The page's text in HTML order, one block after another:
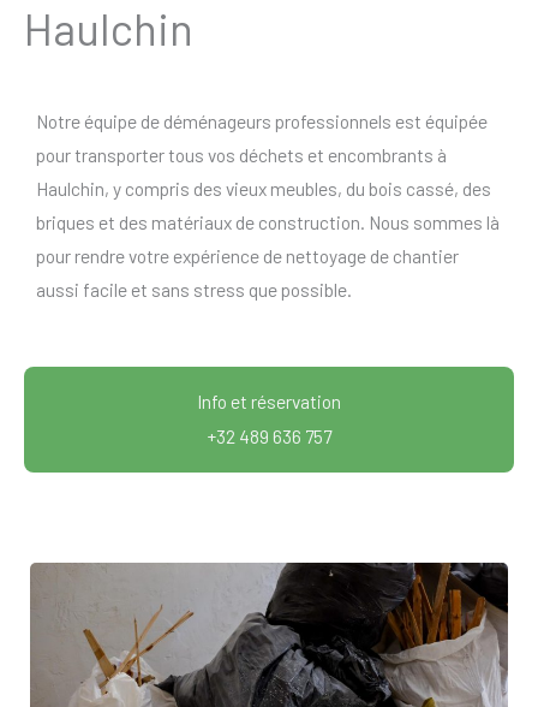
Haulchin
Notre équipe de déménageurs professionnels est équipée
pour transporter tous vos déchets et encombrants à
Haulchin, y compris des vieux meubles, du bois cassé, des
briques et des matériaux de construction. Nous sommes là
pour rendre votre expérience de nettoyage de chantier
aussi facile et sans stress que possible.
Info et réservation
+32 489 636 757